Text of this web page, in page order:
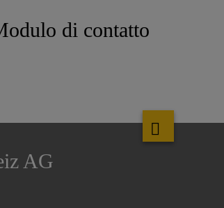
di contatto
AG